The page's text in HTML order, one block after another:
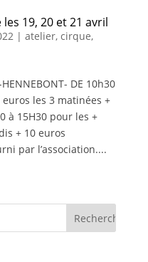
19, 20 et 21 avril
| atelier, cirque,
HENNEBONT- DE 10h30
les 3 matinées +
à 15H30 pour les +
+ 10 euros
par l’association....